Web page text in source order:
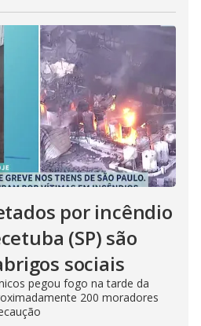
por incêndio
(SP) são
sociais
pegou fogo na tarde da
200 moradores